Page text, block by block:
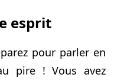
esprit
pour parler en
pire ! Vous avez